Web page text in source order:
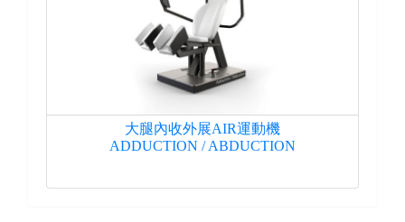
大腿內收外展AIR運動機
ADDUCTION / ABDUCTION